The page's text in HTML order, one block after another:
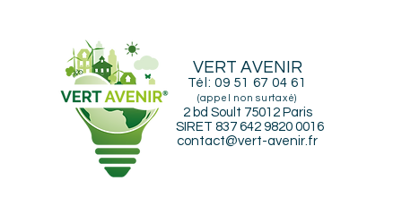
VERT AVENIR
Tél:09 51 67 04 61
(appel non surtaxé)
2 bd Soult 75012 Paris
SIRET 837 642 9820 0016
contact@vert-avenir.fr